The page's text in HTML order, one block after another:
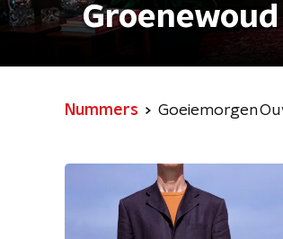
Groenewoud
Nummers Goeiemorgen